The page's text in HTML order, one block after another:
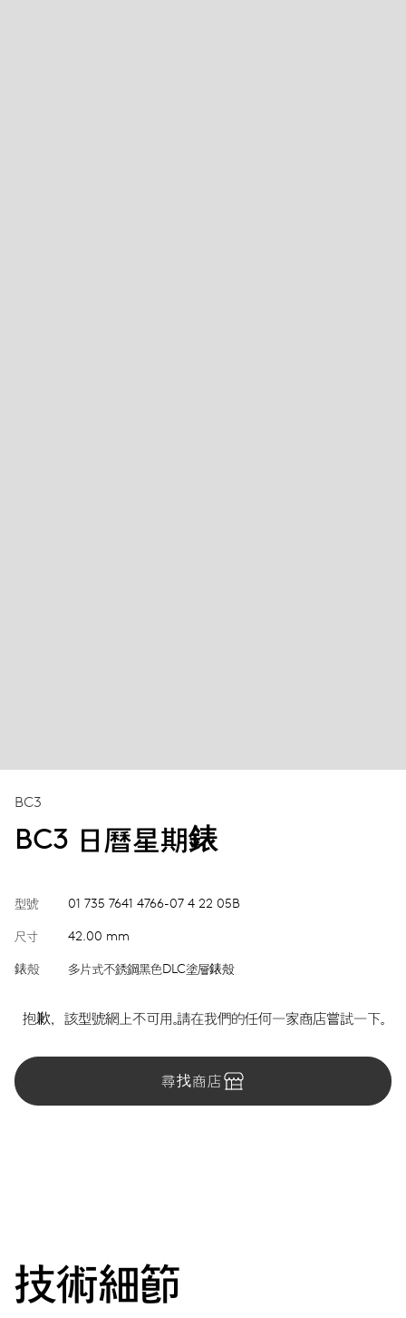
BC3
BC3 日曆星期錶
型號 01 735 7641 4766-07 4 22 05B
尺寸 42.00 mm
錶殼 多片式不銹鋼黑色DLC塗層錶殼
抱歉，該型號網上不可用。請在我們的任何一家商店嘗試一下。
尋找商店
技術細節